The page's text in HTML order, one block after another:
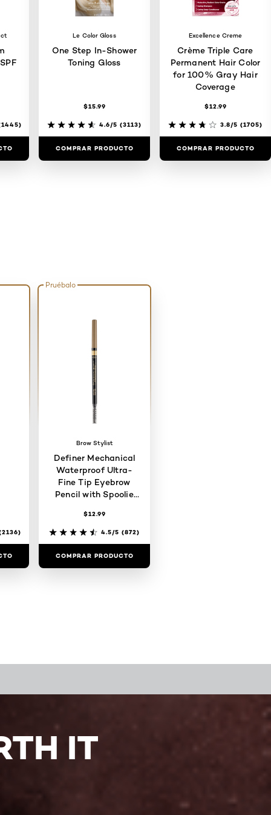
Le Color Gloss
One Step In-Shower
Toning Gloss
$15.99
4.6/5 (3113)
COMPRAR PRODUCTO
Excellence Creme
Crème Triple Care
Permanent Hair Color
for 100% Gray Hair
Coverage
$12.99
3.8/5 (1705)
COMPRAR PRODUCTO
Pruébalo
Brow Stylist
Definer Mechanical
Waterproof Ultra-
Fine Tip Eyebrow
Pencil with Spoolie
$12.99
4.5/5 (872)
COMPRAR PRODUCTO
IT